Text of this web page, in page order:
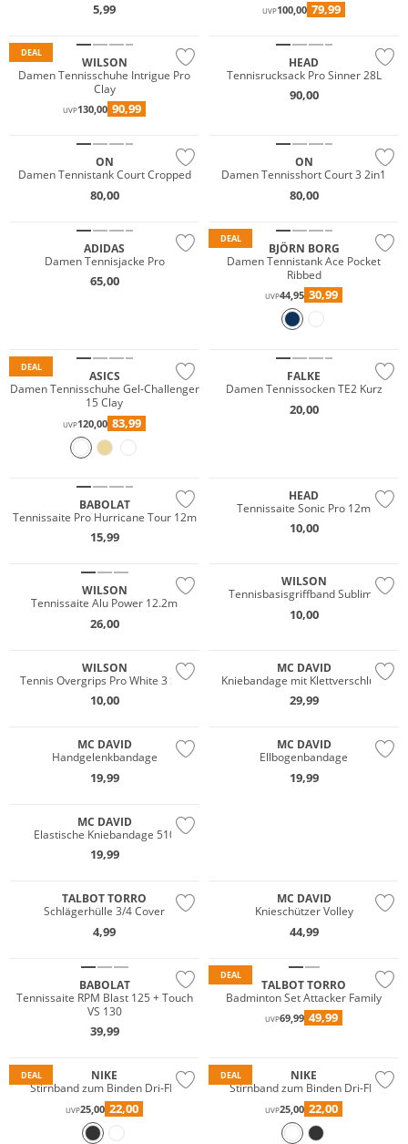
5,99 UVP100,00 79,99
DEAL
WILSON
Damen Tennisschuhe Intrigue Pro
Clay
UVP130,00 90,99
HEAD
Tennisrucksack Pro Sinner 28L
90,00
ON
Damen Tennistank Court Cropped
80,00
ON
Damen Tennisshort Court 3 2in1
80,00
ADIDAS
Damen Tennisjacke Pro
65,00
DEAL
BJÖRN BORG
Damen Tennistank Ace Pocket
Ribbed
UVP44,95 30,99
DEAL
ASICS
Damen Tennisschuhe Gel-Challenger
15 Clay
UVP120,00 83,99
FALKE
Damen Tennissocken TE2 Kurz
20,00
BABOLAT
Tennissaite Pro Hurricane Tour 12m
15,99
HEAD
Tennissaite Sonic Pro 12m
10,00
WILSON
Tennissaite Alu Power 12.2m
26,00
WILSON
Tennisbasisgriffband Sublime
10,00
WILSON
Tennis Overgrips Pro White 3 Stk.
10,00
MC DAVID
Kniebandage mit Klettverschluss
29,99
MC DAVID
Handgelenkbandage
19,99
MC DAVID
Ellbogenbandage
19,99
MC DAVID
Elastische Kniebandage 510
19,99
TALBOT TORRO
Schlägerhülle 3/4 Cover
4,99
MC DAVID
Knieschützer Volley
44,99
BABOLAT
Tennissaite RPM Blast 125 + Touch
VS 130
39,99
DEAL
TALBOT TORRO
Badminton Set Attacker Family
UVP69,99 49,99
DEAL
NIKE
Stirnband zum Binden Dri-FIT
UVP25,00 22,00
DEAL
NIKE
Stirnband zum Binden Dri-FIT
UVP25,00 22,00